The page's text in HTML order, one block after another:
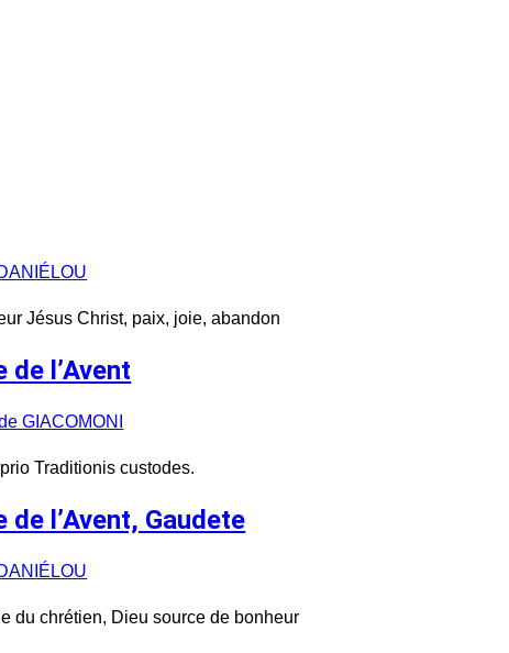
Jésus Christ, paix, joie, abandon
de l’Avent
GIACOMONI
Traditionis custodes.
de l’Avent, Gaudete
du chrétien, Dieu source de bonheur